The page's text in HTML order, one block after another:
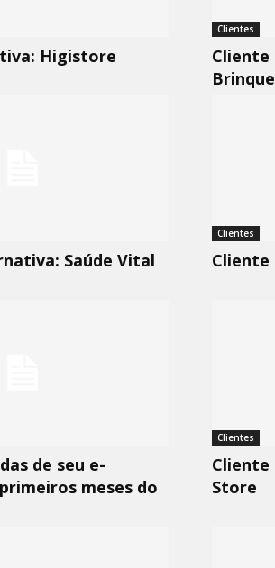
Higistore
Clientes
Saúde Vital
Clientes
Cliente
de seu e-
meses do
Clientes
Store